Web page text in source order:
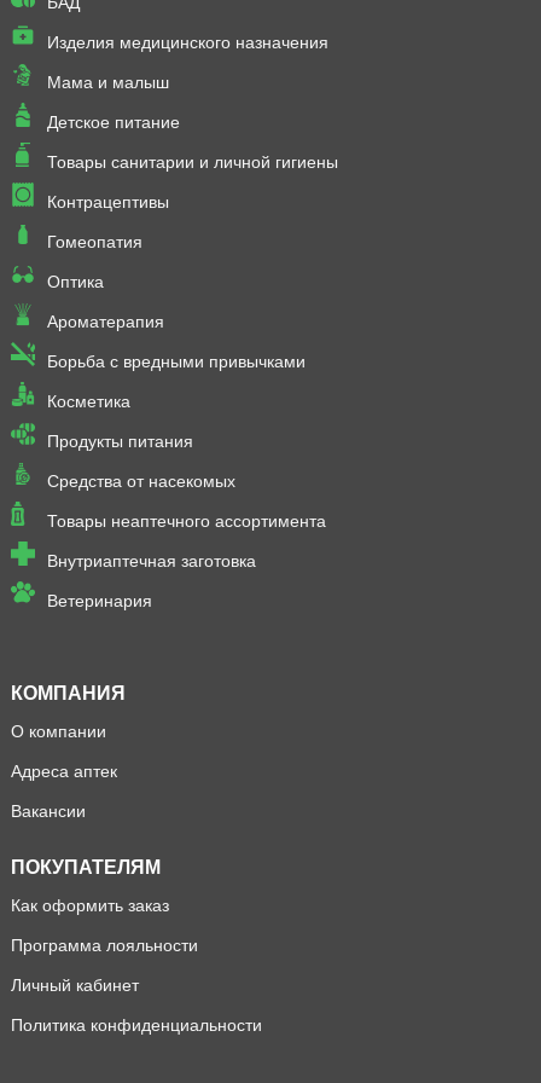
Изделия медицинского назначения
Мама и малыш
Детское питание
Товары санитарии и личной гигиены
Контрацептивы
Гомеопатия
Оптика
Ароматерапия
Борьба с вредными привычками
Косметика
Продукты питания
Средства от насекомых
Товары неаптечного ассортимента
Внутриаптечная заготовка
Ветеринария
КОМПАНИЯ
О компании
Адреса аптек
Вакансии
ПОКУПАТЕЛЯМ
Как оформить заказ
Программа лояльности
Личный кабинет
Политика конфиденциальности